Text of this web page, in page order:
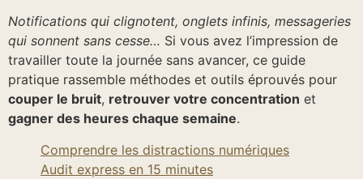
Notifications qui clignotent, onglets infinis, messageries
qui sonnent sans cesse… Si vous avez l’impression de
travailler toute la journée sans avancer, ce guide
pratique rassemble méthodes et outils éprouvés pour
couper le bruit, retrouver votre concentration et
gagner des heures chaque semaine.
Comprendre les distractions numériques
Audit express en 15 minutes